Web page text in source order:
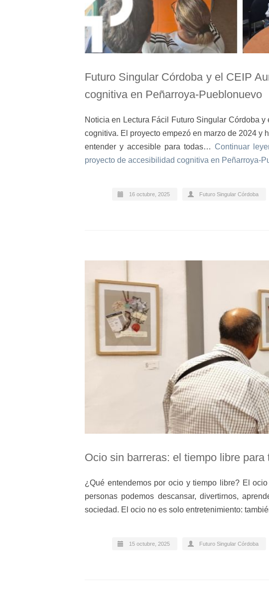
Futuro Singular Córdoba y el CEIP
cognitiva en Peñarroya-Pueblonuevo
Noticia en Lectura Fácil Futuro Singular Córdoba
cognitiva. El proyecto empezó en marzo de 2024 y
entender y accesible para todas…Continuar
proyecto de accesibilidad cognitiva en Peñarroya-
16 octubre, 2025 Futuro Singular Córdoba
Ocio sin barreras: el tiempo libre
¿Qué entendemos por ocio y tiempo libre? El
personas podemos descansar, divertirnos,
sociedad. El ocio no es solo entretenimiento:
15 octubre, 2025 Futuro Singular Córdoba